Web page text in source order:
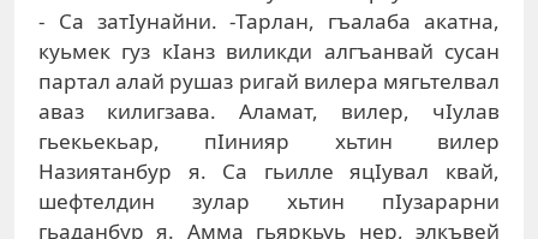
- Са затIунайни. -Тарлан, гъалаба акатна,
куьмек гуз кIанз виликди алгъанвай сусан
партал алай рушаз ригай вилера мягьтелвал
аваз килигзава. Аламат, вилер, чIулав
гьекьекьар, пIинияр хьтин вилер
Назиятанбур я. Са гьилле яцIувал квай,
шефтелдин зулар хьтин пIузарарни
гьаданбур я. Амма гьяркьуь нер, элкъвей